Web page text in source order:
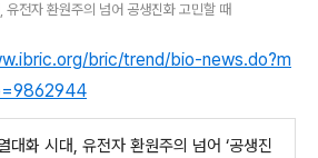
유전자 환원주의 넘어 공생진화 고민할 때
bric/trend/bio-news.do?m
대화 시대, 유전자 환원주의 넘어 ‘공생진